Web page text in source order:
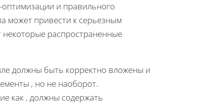
и правильного
может привести к серьезным
некоторые распространенные
должны быть корректно вложены и
, но не наоборот.
как , должны содержать